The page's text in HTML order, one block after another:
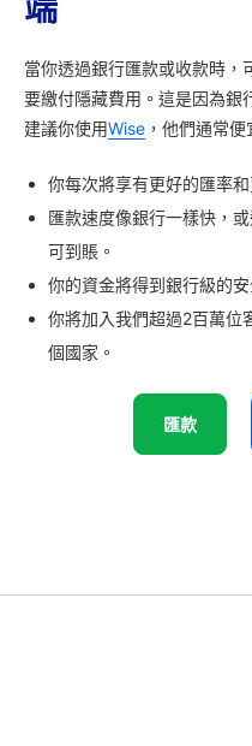
端
當你透過銀行匯款或收款時，
要繳付隱藏費用。這是因為銀
建議你使用Wise ，他們通常
你每次將享有更好的匯率
匯款速度像銀行一樣快，
可到賬。
你的資金將得到銀行級的安
你將加入我們超過2百萬位
個國家。
匯款